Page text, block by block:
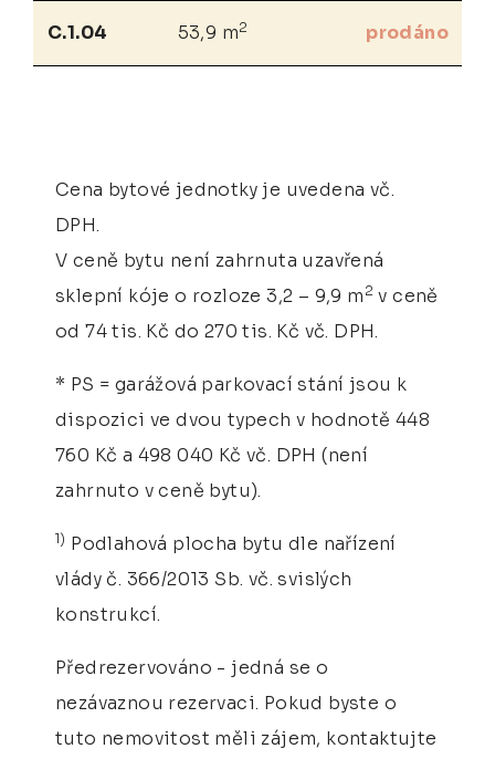
C.1.04 53,9 m2 prodáno
Cena bytové jednotky je uvedena vč.
DPH.
V ceně bytu není zahrnuta uzavřená
sklepní kóje o rozloze 3,2 – 9,9 m 2 v ceně
od 74 tis. Kč do 270 tis. Kč vč. DPH.
* PS = garážová parkovací stání jsou k
dispozici ve dvou typech v hodnotě 448
760 Kč a 498 040 Kč vč. DPH (není
zahrnuto v ceně bytu).
1) Podlahová plocha bytu dle nařízení
vlády č. 366/2013 Sb. vč. svislých
konstrukcí.
Předrezervováno - jedná se o
nezávaznou rezervaci. Pokud byste o
tuto nemovitost měli zájem, kontaktujte